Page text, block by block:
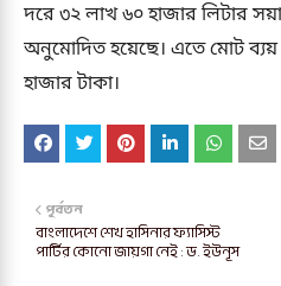
দরে ৩২ লাখ ৬০ হাজার লিটার
অনুমোদিত হয়েছে। এতে মোট
হাজার টাকা।
পূর্বতন
বাংলাদেশে শেখ হাসিনার ফ্যাসিস্ট
পার্টির কোনো জায়গা নেই : ড. ইউনূস